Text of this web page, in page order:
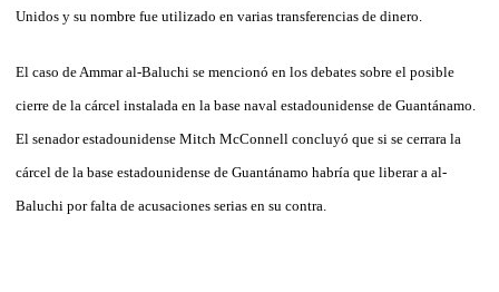
Unidos y su nombre fue utilizado en varias transferencias de dinero.
El caso de Ammar al-Baluchi se mencionó en los debates sobre el posible
cierre de la cárcel instalada en la base naval estadounidense de Guantánamo.
El senador estadounidense Mitch McConnell concluyó que si se cerrara la
cárcel de la base estadounidense de Guantánamo habría que liberar a al-
Baluchi por falta de acusaciones serias en su contra.